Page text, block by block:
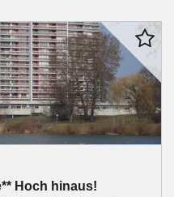
Hoch hinaus!